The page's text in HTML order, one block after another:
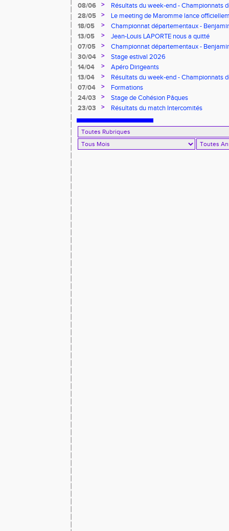
08/06
>
Résultats du week-end - Championnats
8.2.2.8 et Finale départementale des
28/05 >
Le meeting de Maromme lance
CDA 76
18/05 >
Championnat départementaux -
13/05
>
Jean-Louis LAPORTE nous a quitté
07/05
>
Championnat départementaux -
30/04
>
Stage estival 2026
14/04
>
Apéro Dirigeants
13/04
>
Résultats du week-end - Championnats
Benjamins/Minimes - EO Adultes
07/04 >
Formations
24/03
>
Stage de Cohésion Pâques
23/03
> Résultats du match Intercomités